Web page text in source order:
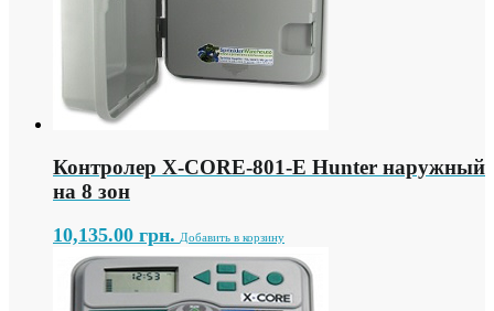
Контролер X-СORE-801-E Hunter наружный
на 8 зон
10,135.00 грн. Добавить в корзину